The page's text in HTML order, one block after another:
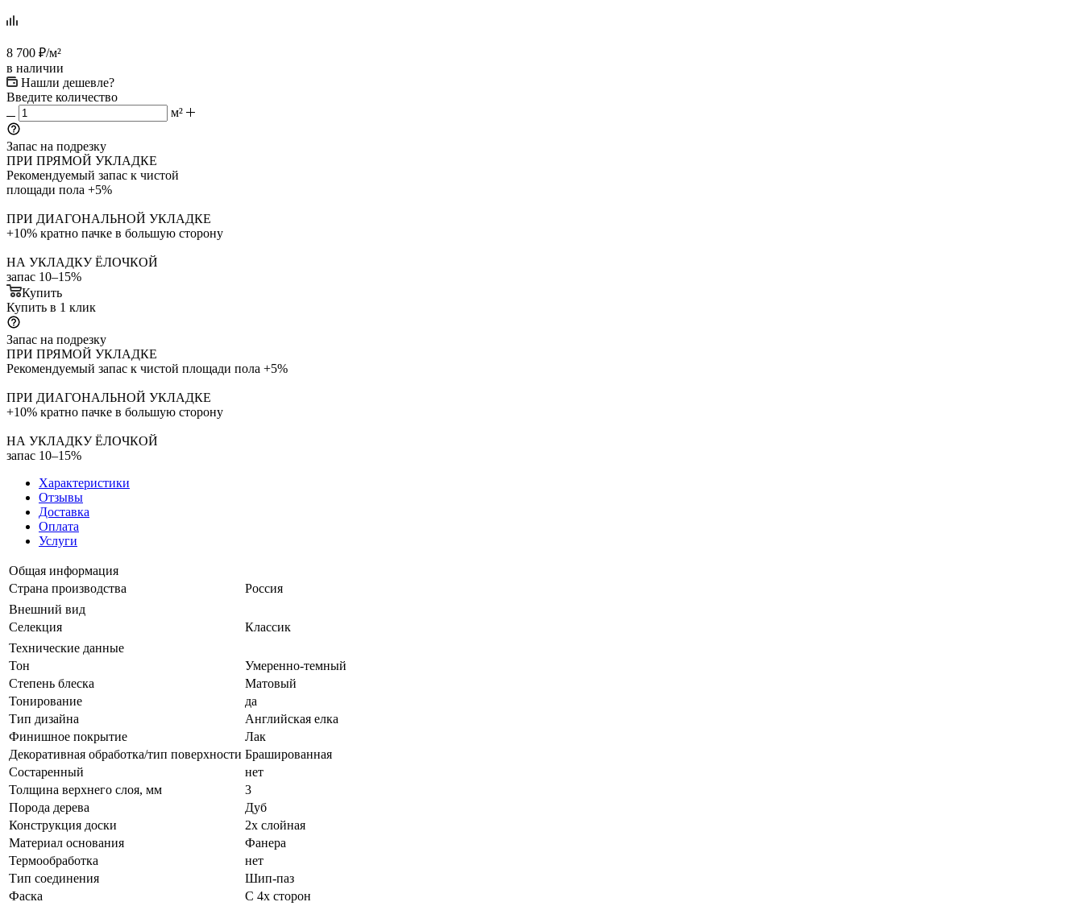
8 700 ₽/м²
в наличии
Нашли дешевле?
Введите количество
м²
Запас на подрезку
ПРИ ПРЯМОЙ УКЛАДКЕ
Рекомендуемый запас к чистой
площади пола +5%
ПРИ ДИАГОНАЛЬНОЙ УКЛАДКЕ
+10% кратно пачке в большую сторону
НА УКЛАДКУ ЁЛОЧКОЙ
запас 10–15%
Купить
Купить в 1 клик
Запас на подрезку
ПРИ ПРЯМОЙ УКЛАДКЕ
Рекомендуемый запас к чистой площади пола +5%
ПРИ ДИАГОНАЛЬНОЙ УКЛАДКЕ
+10% кратно пачке в большую сторону
НА УКЛАДКУ ЁЛОЧКОЙ
запас 10–15%
Характеристики
Отзывы
Доставка
Оплата
Услуги
Общая информация
Страна производства
Россия
Внешний вид
Селекция
Классик
Технические данные
Тон
Умеренно-темный
Степень блеска
Матовый
Тонирование
да
Тип дизайна
Английская елка
Финишное покрытие
Лак
Декоративная обработка/тип поверхности Брашированная
Состаренный
нет
Толщина верхнего слоя, мм
3
Порода дерева
Дуб
Конструкция доски
2х слойная
Материал основания
Фанера
Термообработка
нет
Тип соединения
Шип-паз
Фаска
С 4х сторон